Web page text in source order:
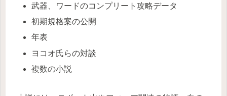
武器、ワードのコンプリート攻略データ
初期規格案の公開
年表
ヨコオ氏らの対談
複数の小説